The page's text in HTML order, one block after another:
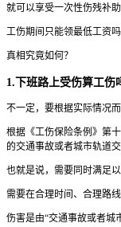
就可以享受一次性伤残补助
工伤期间只能领最低工资
真相究竟如何？
1.下班路上受伤算工伤
不一定，要根据实际情况而
根据《工伤保险条例》第
的交通事故或者城市轨道
也就是说，需要同时满足
需要在合理时间、合理路线
伤害是由“交通事故或者城